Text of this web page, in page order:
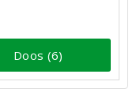
Doos (6)